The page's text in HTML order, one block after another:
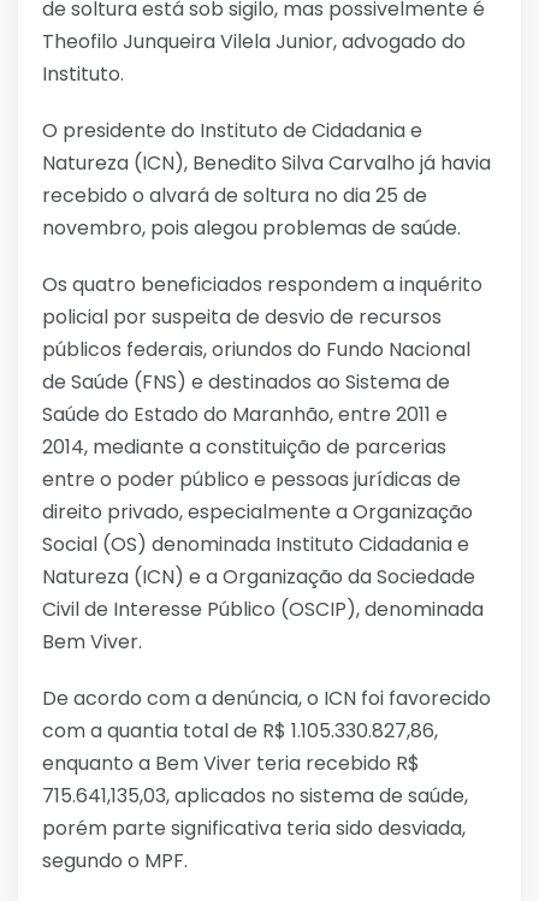
de soltura está sob sigilo, mas possivelmente é
Theofilo Junqueira Vilela Junior, advogado do
Instituto.
O presidente do Instituto de Cidadania e
Natureza (ICN), Benedito Silva Carvalho já havia
recebido o alvará de soltura no dia 25 de
novembro, pois alegou problemas de saúde.
Os quatro beneficiados respondem a inquérito
policial por suspeita de desvio de recursos
públicos federais, oriundos do Fundo Nacional
de Saúde (FNS) e destinados ao Sistema de
Saúde do Estado do Maranhão, entre 2011 e
2014, mediante a constituição de parcerias
entre o poder público e pessoas jurídicas de
direito privado, especialmente a Organização
Social (OS) denominada Instituto Cidadania e
Natureza (ICN) e a Organização da Sociedade
Civil de Interesse Público (OSCIP), denominada
Bem Viver.
De acordo com a denúncia, o ICN foi favorecido
com a quantia total de R$ 1.105.330.827,86,
enquanto a Bem Viver teria recebido R$
715.641,135,03, aplicados no sistema de saúde,
porém parte significativa teria sido desviada,
segundo o MPF.